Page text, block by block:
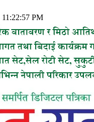
11:22:58 PM